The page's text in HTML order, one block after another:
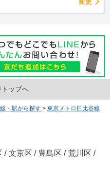
ップへ
・駅から探す > 東京メトロ日比谷線
/ 文京区 / 豊島区 / 荒川区 /